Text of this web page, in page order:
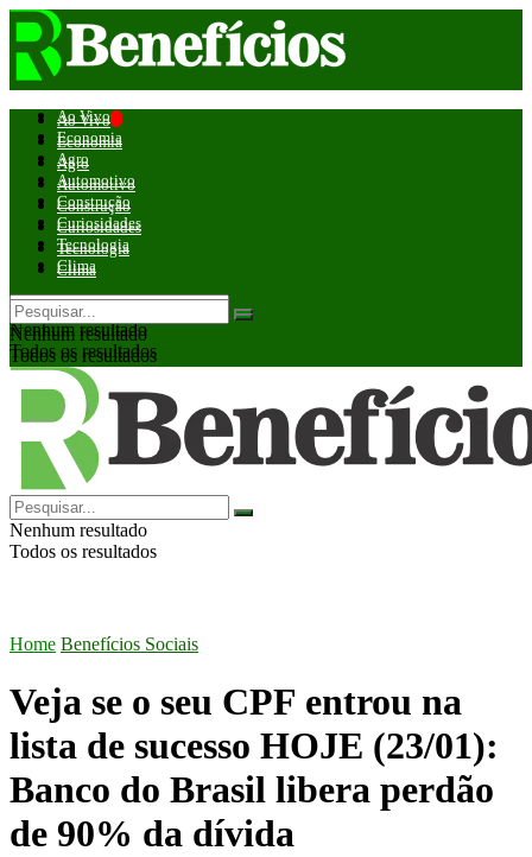
Ao Vivo
Economia
Agro
Automotivo
Construção
Curiosidades
Tecnologia
Clima
Nenhum resultado
Todos os resultados
Ao Vivo
Economia
Agro
Automotivo
Construção
Curiosidades
Tecnologia
Clima
Nenhum resultado
Todos os resultados
Nenhum resultado
Todos os resultados
Home Benefícios Sociais
Veja se o seu CPF entrou na
lista de sucesso HOJE (23/01):
Banco do Brasil libera perdão
de 90% da dívida